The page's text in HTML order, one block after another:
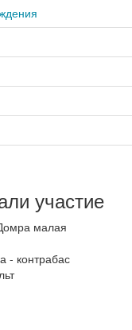
участие
малая
- контрабас